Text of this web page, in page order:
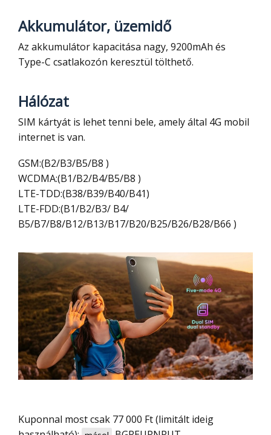
Akkumulátor, üzemidő
Az akkumulátor kapacitása nagy, 9200mAh és
Type-C csatlakozón keresztül tölthető.
Hálózat
SIM kártyát is lehet tenni bele, amely által 4G mobil
internet is van.
GSM:(B2/B3/B5/B8 )
WCDMA:(B1/B2/B4/B5/B8 )
LTE-TDD:(B38/B39/B40/B41)
LTE-FDD:(B1/B2/B3/ B4/
B5/B7/B8/B12/B13/B17/B20/B25/B26/B28/B66 )
Kuponnal most csak 77 000 Ft (limitált ideig